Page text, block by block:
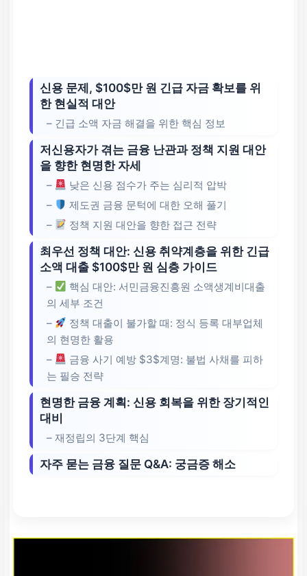
신용 문제, $100$만 원 긴급 자금 확보를 위
한 현실적 대안
– 긴급 소액 자금 해결을 위한 핵심 정보
저신용자가 겪는 금융 난관과 정책 지원 대안
을 향한 현명한 자세
–
낮은 신용 점수가 주는 심리적 압박
–
제도권 금융 문턱에 대한 오해 풀기
–
정책 지원 대안을 향한 접근 전략
최우선 정책 대안: 신용 취약계층을 위한 긴급
소액 대출 $100$만 원 심층 가이드
–
핵심 대안: 서민금융진흥원 소액생계비대출
의 세부 조건
–
정책 대출이 불가할 때: 정식 등록 대부업체
의 현명한 활용
–
금융 사기 예방 $3$계명: 불법 사채를 피하
는 필승 전략
현명한 금융 계획: 신용 회복을 위한 장기적인
대비
– 재정립의 3단계 핵심
자주 묻는 금융 질문 Q&A: 궁금증 해소